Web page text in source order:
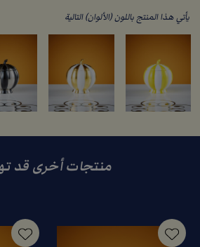
يأتي هذا المنتج باللون (الألوان) التالية
منتجات أخرى قد